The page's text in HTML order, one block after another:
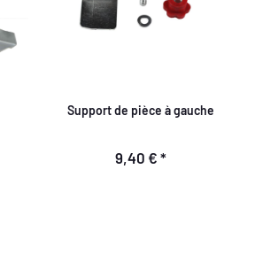
Support de pièce à gauche
9,40 € *